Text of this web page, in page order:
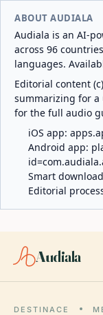
ABOUT AUDIALA
Audiala is an AI-
across 96
languages.
Editorial content
summarizing for a
for the full audio
iOS app:
Android app:
Smart
Editorial
Audiala
DESTINACE